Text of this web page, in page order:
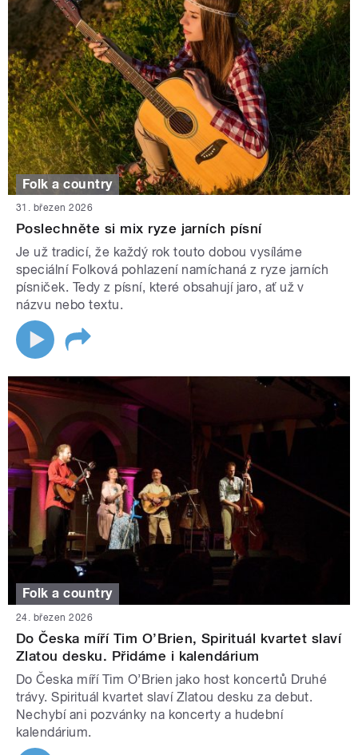
Folk a country
31. březen 2026
Poslechněte si mix ryze jarních písní
Je už tradicí, že každý rok touto dobou vysíláme
speciální Folková pohlazení namíchaná z ryze jarních
písniček. Tedy z písní, které obsahují jaro, ať už v
názvu nebo textu.
Folk a country
24. březen 2026
Do Česka míří Tim O’Brien, Spirituál kvartet slaví
Zlatou desku. Přidáme i kalendárium
Do Česka míří Tim O’Brien jako host koncertů Druhé
trávy. Spirituál kvartet slaví Zlatou desku za debut.
Nechybí ani pozvánky na koncerty a hudební
kalendárium.